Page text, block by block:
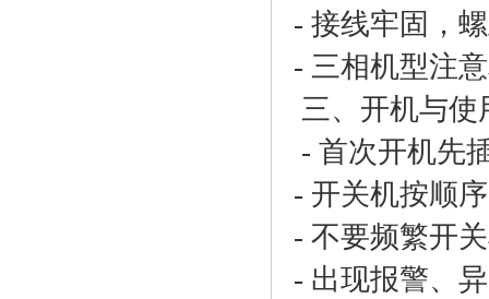
- 接线牢固，
- 三相机型注
三、开机与使
- 首次开机先
- 开关机按顺
- 不要频繁开
- 出现报警、